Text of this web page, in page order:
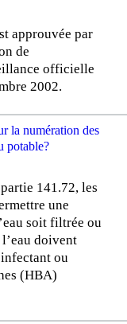
approuvée par
de
officielle
2002.
la numération des
potable?
141.72, les
une
soit filtrée ou
doivent
ou
(HBA)